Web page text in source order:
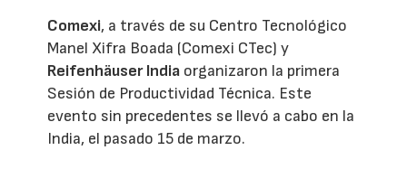
Comexi, a través de su Centro Tecnológico
Manel Xifra Boada (Comexi CTec) y
Reifenhäuser India organizaron la primera
Sesión de Productividad Técnica. Este
evento sin precedentes se llevó a cabo en la
India, el pasado 15 de marzo.